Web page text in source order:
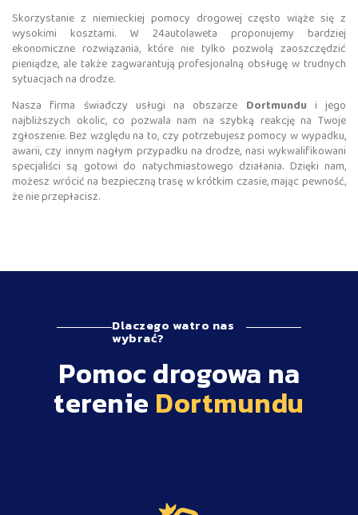
Skorzystanie z niemieckiej pomocy drogowej często wiąże się z
wysokimi kosztami. W 24autolaweta proponujemy bardziej
ekonomiczne rozwiązania, które nie tylko pozwolą zaoszczędzić
pieniądze, ale także zagwarantują profesjonalną obsługę w trudnych
sytuacjach na drodze.
Nasza firma świadczy usługi na obszarze Dortmundu i jego
najbliższych okolic, co pozwala nam na szybką reakcję na Twoje
zgłoszenie. Bez względu na to, czy potrzebujesz pomocy w wypadku,
awarii, czy innym nagłym przypadku na drodze, nasi wykwalifikowani
specjaliści są gotowi do natychmiastowego działania. Dzięki nam,
możesz wrócić na bezpieczną trasę w krótkim czasie, mając pewność,
że nie przepłacisz.
Dlaczego watro nas
wybrać?
Pomoc drogowa na
terenie Dortmundu